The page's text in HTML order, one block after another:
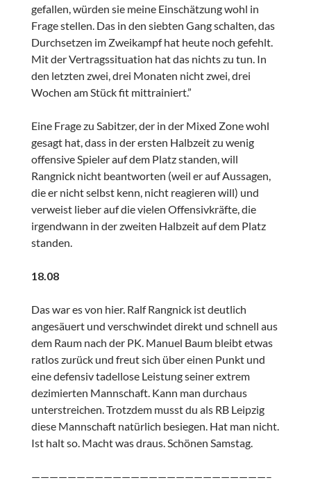
gefallen, würden sie meine Einschätzung wohl in
Frage stellen. Das in den siebten Gang schalten, das
Durchsetzen im Zweikampf hat heute noch gefehlt.
Mit der Vertragssituation hat das nichts zu tun. In
den letzten zwei, drei Monaten nicht zwei, drei
Wochen am Stück fit mittrainiert.”
Eine Frage zu Sabitzer, der in der Mixed Zone wohl
gesagt hat, dass in der ersten Halbzeit zu wenig
offensive Spieler auf dem Platz standen, will
Rangnick nicht beantworten (weil er auf Aussagen,
die er nicht selbst kenn, nicht reagieren will) und
verweist lieber auf die vielen Offensivkräfte, die
irgendwann in der zweiten Halbzeit auf dem Platz
standen.
18.08
Das war es von hier. Ralf Rangnick ist deutlich
angesäuert und verschwindet direkt und schnell aus
dem Raum nach der PK. Manuel Baum bleibt etwas
ratlos zurück und freut sich über einen Punkt und
eine defensiv tadellose Leistung seiner extrem
dezimierten Mannschaft. Kann man durchaus
unterstreichen. Trotzdem musst du als RB Leipzig
diese Mannschaft natürlich besiegen. Hat man nicht.
Ist halt so. Macht was draus. Schönen Samstag.
——————————————————————————–